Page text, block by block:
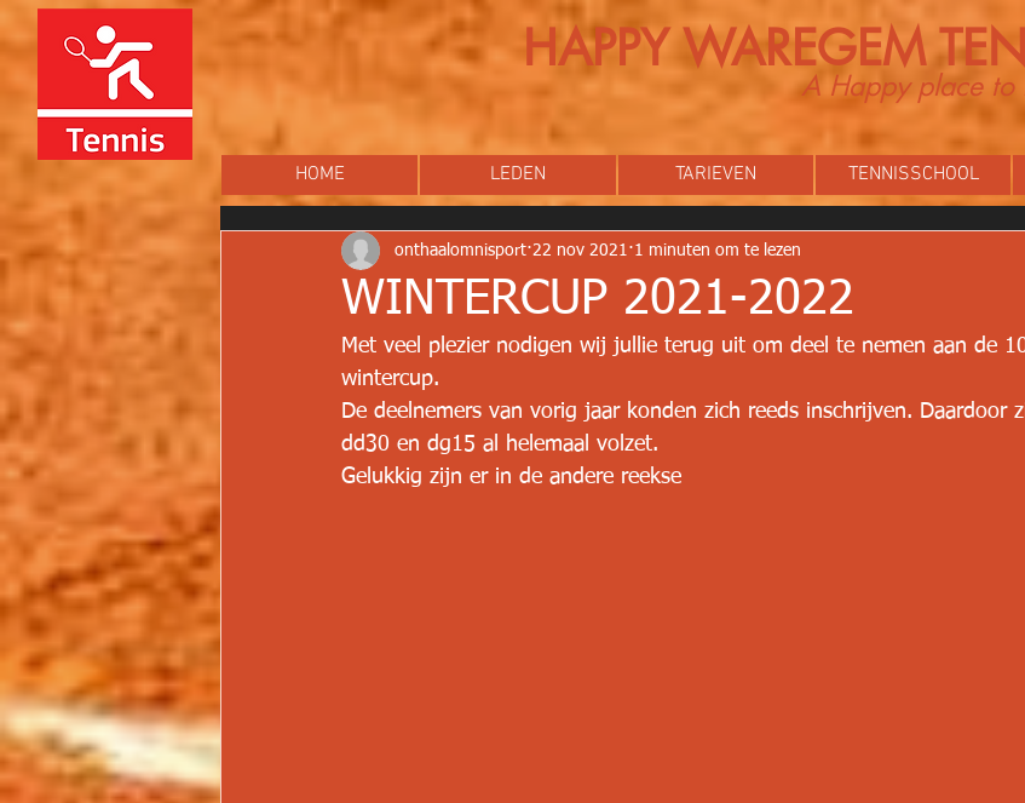
HAPPY WAREGEM
A Happy place to
HOME LEDEN TARIEVEN TENNISSCHOOL
WINTERCUP 2021-2022
onthaalomnisport 22 nov 2021 1 minuten om te lezen
Met veel plezier nodigen wij jullie terug uit om deel te nemen aan de
wintercup.
De deelnemers van vorig jaar konden zich reeds inschrijven. Daardoor
dd30 en dg15 al helemaal volzet.
Gelukkig zijn er in de andere reekse